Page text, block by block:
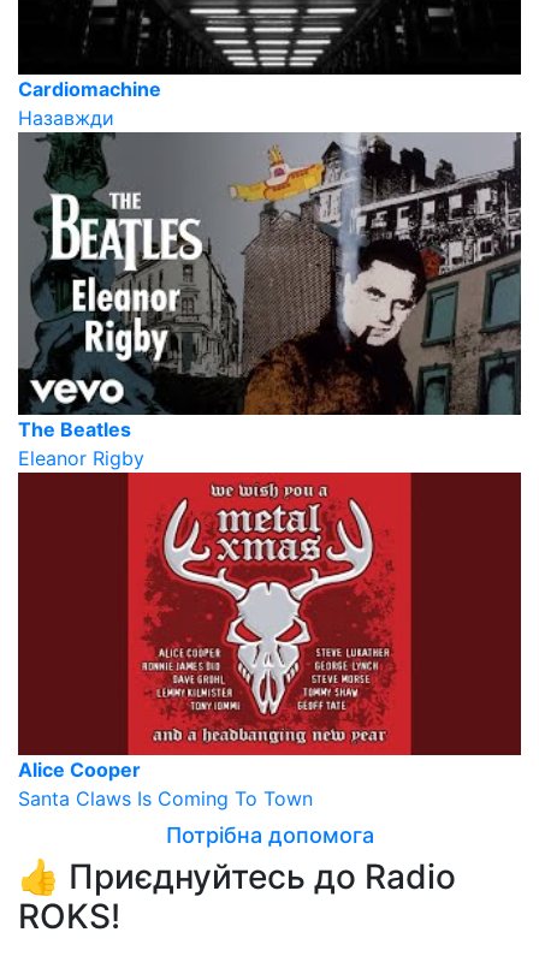
Cardiomachine
Назавжди
The Beatles
Eleanor Rigby
Alice Cooper
Santa Claws Is Coming To Town
Потрібна допомога
👍 Приєднуйтесь до Radio
ROKS!